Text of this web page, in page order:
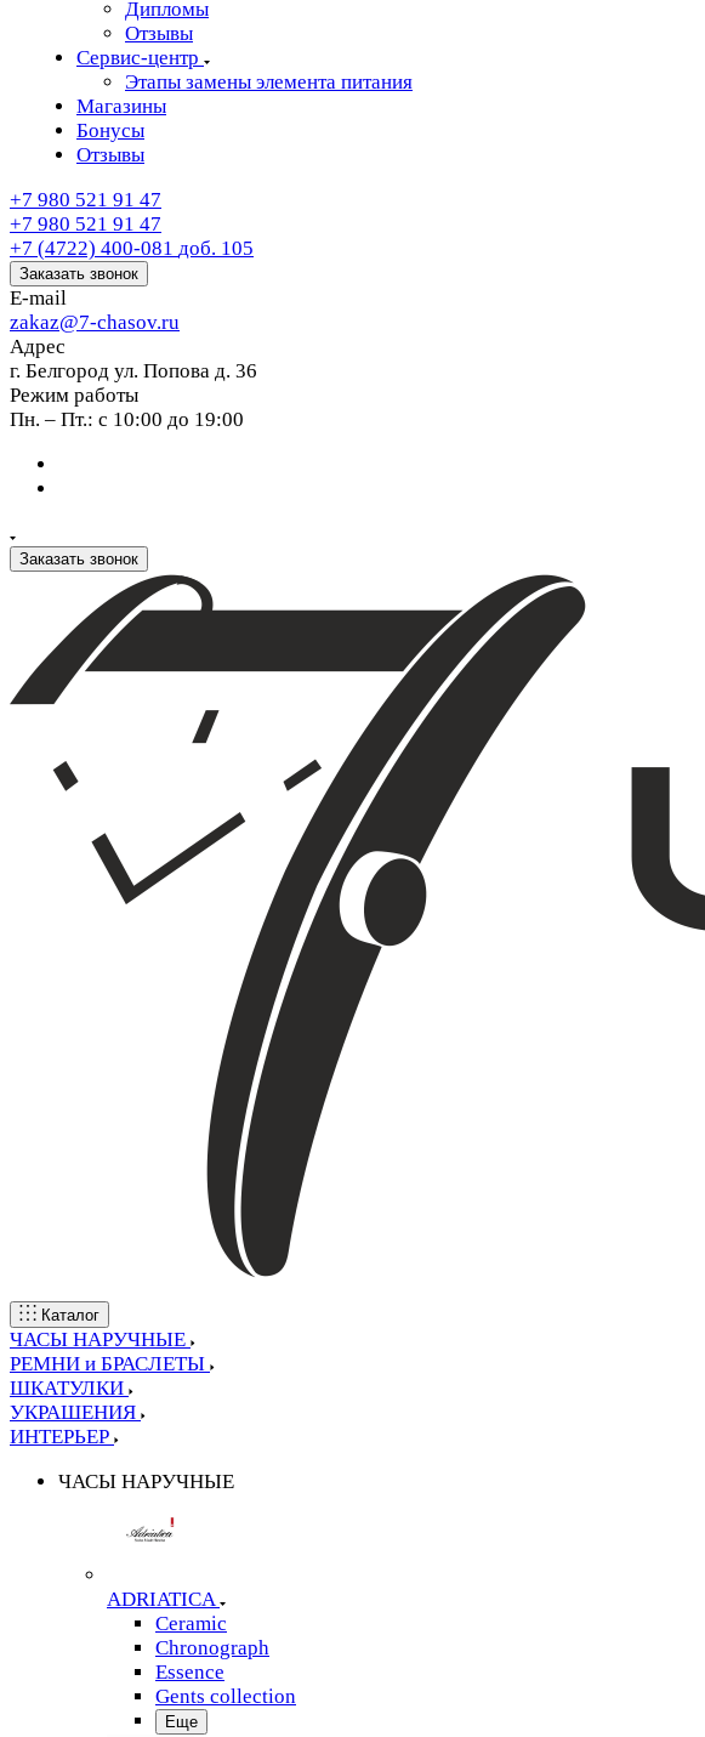
Дипломы
Отзывы
Сервис-центр
Этапы замены элемента питания
Магазины
Бонусы
Отзывы
+7 980 521 91 47
+7 980 521 91 47
+7 (4722) 400-081 доб. 105
Заказать звонок
E-mail
zakaz@7-chasov.ru
Адрес
г. Белгород ул. Попова д. 36
Режим работы
Пн. – Пт.: с 10:00 до 19:00
Заказать звонок
Каталог
ЧАСЫ НАРУЧНЫЕ
РЕМНИ и БРАСЛЕТЫ
ШКАТУЛКИ
УКРАШЕНИЯ
ИНТЕРЬЕР
ЧАСЫ НАРУЧНЫЕ
ADRIATICA
Ceramic
Chronograph
Essence
Gents collection
Еще